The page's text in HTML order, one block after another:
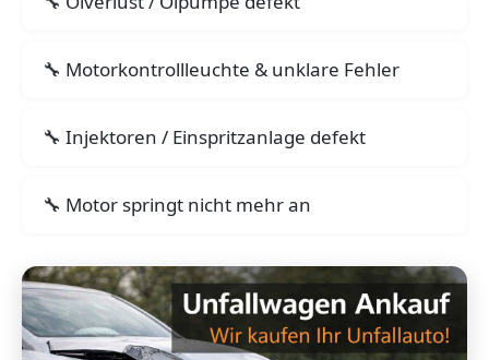
Motorkontrollleuchte & unklare Fehler
Injektoren / Einspritzanlage defekt
Motor springt nicht mehr an